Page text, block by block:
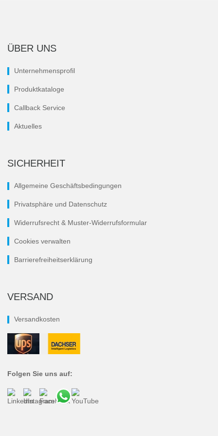
ÜBER UNS
Unternehmensprofil
Produktkataloge
Callback Service
Aktuelles
SICHERHEIT
Allgemeine Geschäftsbedingungen
Privatsphäre und Datenschutz
Widerrufsrecht & Muster-Widerrufsformular
Cookies verwalten
Barrierefreiheitserklärung
VERSAND
Versandkosten
Folgen Sie uns auf: